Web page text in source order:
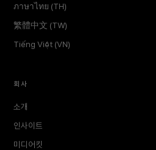
ภาษาไทย (TH)
繁體中文 (TW)
Tiếng Việt (VN)
회사
소개
인사이트
미디어킷